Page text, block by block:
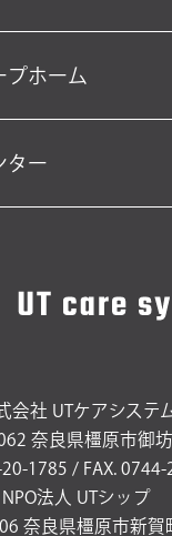
プホーム
ター
会社 UTケアシステ
奈良県橿原市御
20-1785 / FAX.
NPO法人 UTシップ
奈良県橿原市新賀